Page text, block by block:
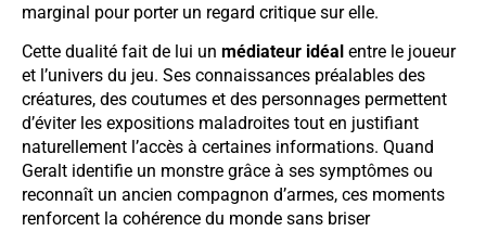
marginal pour porter un regard critique sur elle.
Cette dualité fait de lui un médiateur idéal entre le joueur
et l’univers du jeu. Ses connaissances préalables des
créatures, des coutumes et des personnages permettent
d’éviter les expositions maladroites tout en justifiant
naturellement l’accès à certaines informations. Quand
Geralt identifie un monstre grâce à ses symptômes ou
reconnaît un ancien compagnon d’armes, ces moments
renforcent la cohérence du monde sans briser